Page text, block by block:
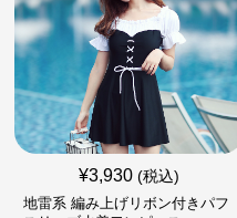
¥3,930 (税込)
地雷系 編み上げリボン付きパフ